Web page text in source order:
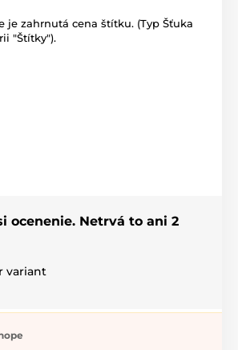
je zahrnutá cena štítku. (Typ Šťuka
"Štítky").
ocenenie. Netrvá to ani 2
variant